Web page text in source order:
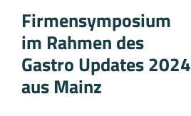
Firmensymposium
im Rahmen des
Gastro Updates 2024
aus Mainz